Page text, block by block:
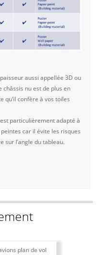
aussi appellée 3D ou
châssis nu est de plus en
qu’il confère à vos toiles
particulièrement adapté à
car il évite les risques
sur l’angle du tableau.
plan de vol